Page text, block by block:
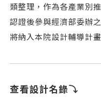
類整理，作為各產業別
認證後參與經濟部委辦
將納入本院設計輔導計
查看設計名錄⤵︎